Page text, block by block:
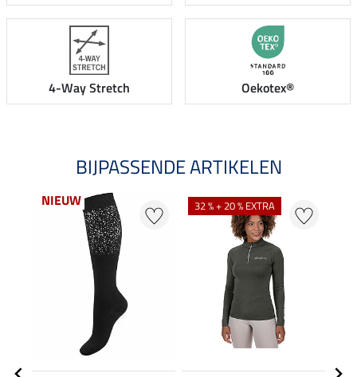
4-Way Stretch Oekotex®
BIJPASSENDE ARTIKELEN
NIEUW 32 % + 20 % EXTRA